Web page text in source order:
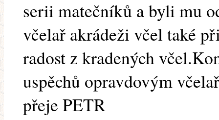
serii matečníků a byli mu
včelař akrádeži včel také
radost z kradených
uspěchů opravdovým
přeje PETR